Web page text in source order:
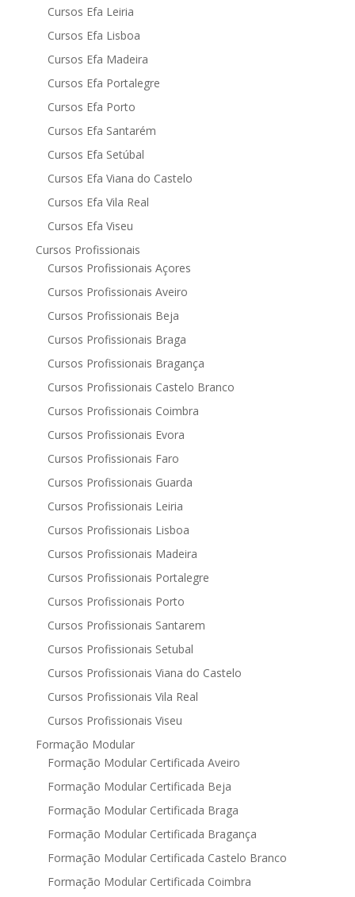
Cursos Efa Leiria
Cursos Efa Lisboa
Cursos Efa Madeira
Cursos Efa Portalegre
Cursos Efa Porto
Cursos Efa Santarém
Cursos Efa Setúbal
Cursos Efa Viana do Castelo
Cursos Efa Vila Real
Cursos Efa Viseu
Cursos Profissionais
Cursos Profissionais Açores
Cursos Profissionais Aveiro
Cursos Profissionais Beja
Cursos Profissionais Braga
Cursos Profissionais Bragança
Cursos Profissionais Castelo Branco
Cursos Profissionais Coimbra
Cursos Profissionais Evora
Cursos Profissionais Faro
Cursos Profissionais Guarda
Cursos Profissionais Leiria
Cursos Profissionais Lisboa
Cursos Profissionais Madeira
Cursos Profissionais Portalegre
Cursos Profissionais Porto
Cursos Profissionais Santarem
Cursos Profissionais Setubal
Cursos Profissionais Viana do Castelo
Cursos Profissionais Vila Real
Cursos Profissionais Viseu
Formação Modular
Formação Modular Certificada Aveiro
Formação Modular Certificada Beja
Formação Modular Certificada Braga
Formação Modular Certificada Bragança
Formação Modular Certificada Castelo Branco
Formação Modular Certificada Coimbra